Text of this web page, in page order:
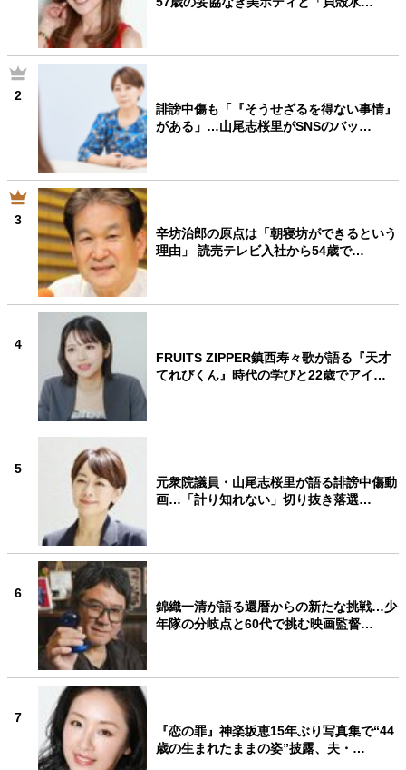
2
誹謗中傷も「『そうせざるを得ない事情』
がある」…山尾志桜里がSNSのバッ…
3
辛坊治郎の原点は「朝寝坊ができるという
理由」 読売テレビ入社から54歳で…
4
FRUITS ZIPPER鎮西寿々歌が語る『天才
てれびくん』時代の学びと22歳でアイ…
5
元衆院議員・山尾志桜里が語る誹謗中傷動
画…「計り知れない」切り抜き落選…
6
錦織一清が語る還暦からの新たな挑戦…少
年隊の分岐点と60代で挑む映画監督…
7
『恋の罪』神楽坂恵15年ぶり写真集で“44
歳の生まれたままの姿”披露、夫・…